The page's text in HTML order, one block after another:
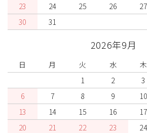
23
24 25 26 27
30
31
2026年9月
日 月 火 水 木
1
2 3
6
7 8 9 10
13
14 15 16 17
20
21 22 23 24